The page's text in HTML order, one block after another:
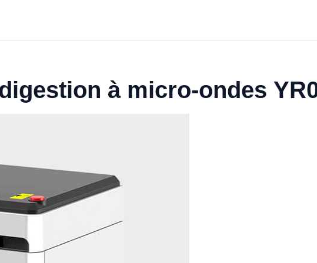
à micro-ondes